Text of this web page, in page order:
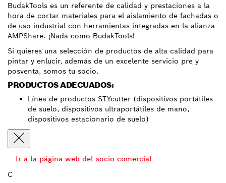
BudakTools es un referente de calidad y prestaciones a la
hora de cortar materiales para el aislamiento de fachadas o
de uso industrial con herramientas integradas en la alianza
AMPShare. ¡Nada como BudakTools!
Si quieres una selección de productos de alta calidad para
pintar y enlucir, además de un excelente servicio pre y
posventa, somos tu socio.
PRODUCTOS ADECUADOS:
Línea de productos STYcutter (dispositivos portátiles
de suelo, dispositivos ultraportátiles de mano,
dispositivos estacionario de suelo)
Ir a la página web del socio comercial
C